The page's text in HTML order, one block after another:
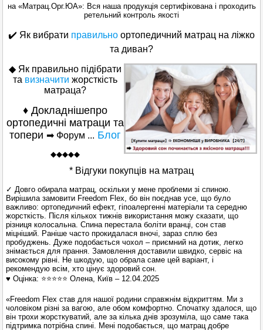
на «Матрац.Орг.ЮА»: Вся наша продукція сертифікована і проходить
ретельний контроль якості
✔️ Як вибрати правильно ортопедичний матрац на ліжко
та диван?
◆Як правильно підібрати
та визначити жорсткість
матраца?
♦ Докладнішепро
ортопедичні матраци та
топери ➡ Форум ... Блог
◆◆◆◆◆
* Відгуки покупців на матрац
✓ Довго обирала матрац, оскільки у мене проблеми зі спиною.
Вирішила замовити Freedom Flex, бо він поєднав усе, що було
важливо: ортопедичний ефект, гіпоалергенні матеріали та середню
жорсткість. Після кількох тижнів використання можу сказати, що
різниця колосальна. Спина перестала боліти вранці, сон став
міцніший. Раніше часто прокидалася вночі, зараз сплю без
пробуджень. Дуже подобається чохол – приємний на дотик, легко
знімається для прання. Замовлення доставили швидко, сервіс на
високому рівні. Не шкодую, що обрала саме цей варіант, і
рекомендую всім, хто цінує здоровий сон.
♥ Оцінка: ⭐⭐⭐⭐⭐ Олена, Київ – 12.04.2025
«Freedom Flex став для нашої родини справжнім відкриттям. Ми з
чоловіком різні за вагою, але обом комфортно. Спочатку здалося, що
він трохи жорсткуватий, але за кілька днів зрозуміла, що саме така
підтримка потрібна спині. Мені подобається, що матрац добре